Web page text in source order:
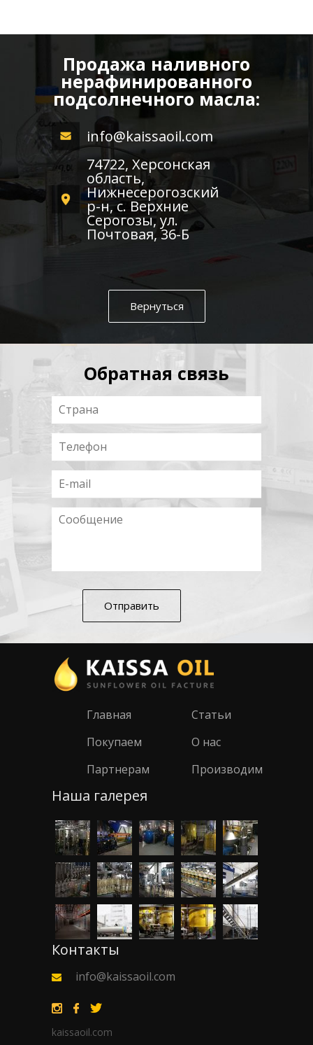
Продажа наливного
нерафинированного
подсолнечного масла:
info@kaissaoil.com
74722, Херсонская
область,
Нижнесерогозский
р-н, с. Верхние
Серогозы, ул.
Почтовая, 36-Б
Вернуться
Обратная связь
Главная
Покупаем
Партнерам
Статьи
О нас
Производим
Наша галерея
Контакты
info@kaissaoil.com
kaissaoil.com